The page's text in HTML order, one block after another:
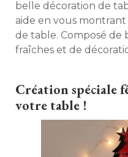
belle décoration de
aide en vous
de table. Composé de
fraîches et de
Création spéciale
votre table !